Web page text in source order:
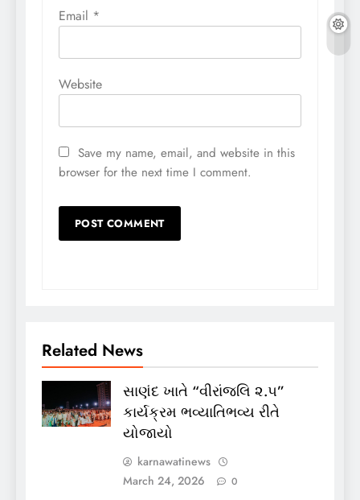
Email *
Website
Save my name, email, and website in this
browser for the next time I comment.
Related News
સાણંદ ખાતે “વીરાંજલિ ૨.૫”
કાર્યક્રમ ભવ્યાતિભવ્ય રીતે
યોજાયો
karnawatinews
March 24, 2026
0